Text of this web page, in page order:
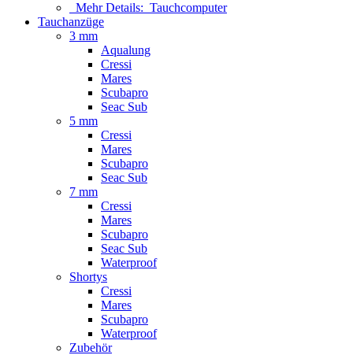
Mehr Details: Tauchcomputer
Tauchanzüge
3 mm
Aqualung
Cressi
Mares
Scubapro
Seac Sub
5 mm
Cressi
Mares
Scubapro
Seac Sub
7 mm
Cressi
Mares
Scubapro
Seac Sub
Waterproof
Shortys
Cressi
Mares
Scubapro
Waterproof
Zubehör